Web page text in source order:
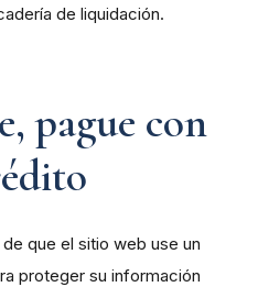
de liquidación.
pague con
que el sitio web use un
proteger su información